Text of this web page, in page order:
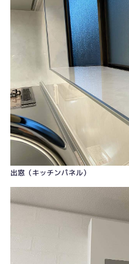
出窓（キッチンパネル）